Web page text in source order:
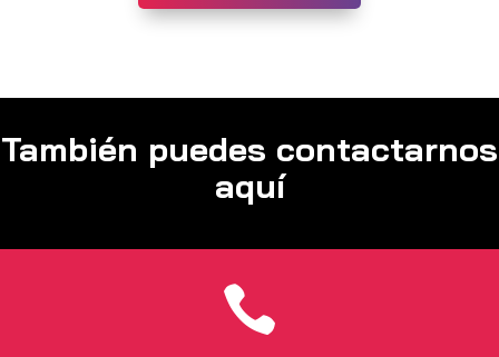
También puedes contactarnos
aquí
